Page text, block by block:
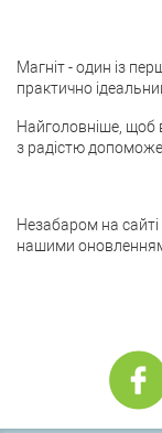
Магніт - один із
практично
Найголовніше, щоб
з радістю
Незабаром на
нашими